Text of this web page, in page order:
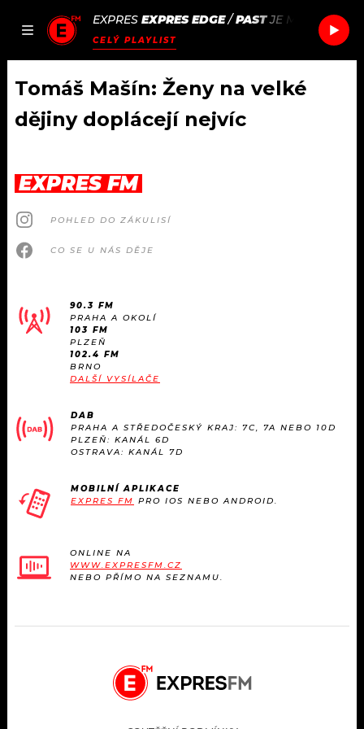
JAK
SEZNAM.CZ
EXPRES EXPRES EDGE/PAST JE MI TRICET
CELÝ PLAYLIST
ČLÁNKY
AKTUÁLNĚ
HUDBA
#NEBUDUDOMA
KALENDÁŘ
TRENDY
MIX
PODCASTY
JAK NALADIT
RÁDIO
APLIKACE
PROGRAM
PLAYLIST
JAK NALADIT
SOUTĚŽE
Tomáš Mašín: Ženy na velké
dějiny doplácejí nejvíc
EXPRES FM
POHLED DO ZÁKULISÍ
CO SE U NÁS DĚJE
90.3 FM
PRAHA A OKOLÍ
103 FM
PLZEŇ
102.4 FM
BRNO
DALŠÍ VYSÍLAČE
DAB
PRAHA A STŘEDOČESKÝ KRAJ: 7C, 7A NEBO 10D
PLZEŇ: KANÁL 6D
OSTRAVA: KANÁL 7D
MOBILNÍ APLIKACE
EXPRES FM PRO IOS NEBO ANDROID.
ONLINE NA
WWW.EXPRESFM.CZ
NEBO PŘÍMO NA SEZNAMU.